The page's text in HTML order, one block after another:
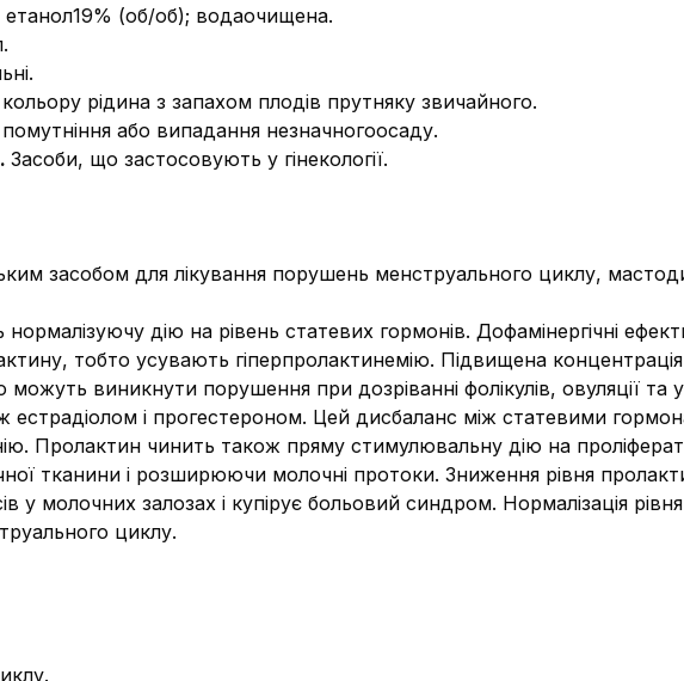
етанол19% (об/об); водаочищена.
рідина з запахом плодів прутняку звичайного.
або випадання незначногоосаду.
Засоби, що застосовують у гінекології.
засобом для лікування порушень менструального циклу,
дію на рівень статевих гормонів. Дофамінергічні
тобто усувають гіперпролактинемію. Підвищена
можуть виникнути порушення при дозріванні фолікулів, овуляції та
естрадіолом і прогестероном. Цей дисбаланс між статевими
Пролактин чинить також пряму стимулювальну дію на
тканини і розширюючи молочні протоки. Зниження рівня
у молочних залозах і купірує больовий синдром. Нормалізація
циклу.